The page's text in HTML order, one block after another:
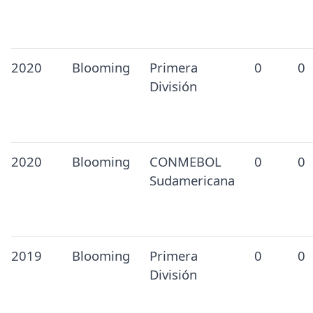
2020 Blooming
Primera
División
0 0
2020 Blooming
CONMEBOL
Sudamericana
0 0
2019 Blooming
Primera
División
0 0